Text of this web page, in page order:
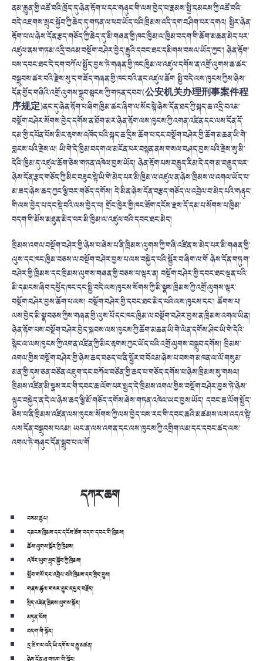
ནམ་རྒྱུན་གྱི་འཚོ་བའི་ཁྲོད་དུ་ཉེན་རྟོག་པ་དང་གཞུང་གི་ལས་བྱེད་པ་རྣམས་སྤྱི་དམངས་ཀྱི་འཚོ་བའི་
བདེ་འཇགས་སྲུང་སྐྱོབ་ཀྱི་ཆེད་དུ་གཏན་ལ་ཕབ་ཡོད་པའི་ཁྲིམས་འདི་དག་བཤིག་པར་དགའ། སྤྱིར་ཉེན་
རྟོག་པ་ལ་ཉེས་དོན་རྩད་གཅོད་ཀྱི་ཆེད་དུ་མི་གཞན་གྱི་ཁང་ཁྱིམ་ལ་ཁྱིམ་བདག་གི་ཆོག་མཆན་མེད་པར་
འཛུལ་ནས་གཏམ་འདྲི་བའམ་བསྔོག་བཤེར་བྱེད་རྒྱུའི་དབང་ཐང་དམིགས་བསལ་ཡོད་ཀྱང་། ཉེན་རྟོག་
པས་དབང་ཐང་དེ་དག་བཀོལ་སྤྱོད་བྱས་ཏེ་གཞན་གྱི་ཁང་ཁྱིམ་ལ་འཛུལ་དགོས་ན་འགྲོ་ལུགས་ཆ་ཚང་
བསྒྲུབས་ཚར་བའི་རྗེས་སུ་ད་གཟོད་གཞན་གྱི་ཁང་བའི་ནང་འཛུལ་ཆོག སྤྱི་བདེ་ལས་ཁུངས་ཀྱིས་ཉེས་
དོན་གྱོད་གཞིའི་འགྲོ་ལུགས་སྒྲུབ་སྟངས་ཀྱི་གཏན་དབབ་(公安机关办理刑事案件程
序规定)ནང་དུ་ཉེན་རྟོག་པ་ཞིག་ཁྱིམ་ཚང་ཞིག་ལ་སོང་སྟེ་ཉེས་དོན་ཐད་ཀྱི་སྐད་ཆ་འདྲི་བའམ་
བསྔོག་བཤེར་སོགས་བྱེད་དགོས་ན་ཐོག་མར་ཉེན་རྟོག་ལས་ཁུངས་ཀྱི་འགན་འཛིན་དང་ལས་དོན་དོ་
དམ་གྱི་དཔོན་པོས་མིང་རྟགས་འཁོད་པའི་སྐད་ཆ་དྲིས་ཆོག་པ་དང་བསྔོག་བཤེར་གྱི་ཆོག་མཆན་ཡི་གེ་
བླངས་པའི་རྗེས་ལ། ཡི་གེ་དེ་ཁྱིམ་བདག་ལ་མངོན་པར་བསྟན་ནས་གསལ་བཤད་བྱས་པའི་རྗེས་སུ་མི་
དེའི་་ཁྱིམ་དུ་འཛུལ་ཆོག་ཅེས་གཏན་འཁེལ་བྱས་ཡོད། ཉེན་རྟོག་པས་བརྒྱུད་རིམ་དེ་དག་མ་བརྒྱུད་པར་
ཉེས་དོན་རྩད་གཅོད་ཀྱི་མིང་བཟུང་སྟེ་ཡི་གེ་མེད་པར་མི་ཁྱིམ་ལ་འཛུལ་ན་ཉེས་ཁྲིམས་ལ་འགལ་ཡོད་པ་
མ་ཟད་ཉེས་ཆད་ཀྱང་ལྕི་བར་གཅོད་དགོས། དེ་མིན་ཉེས་དོན་བརྩད་གཅོད་ལ་འབྲེལ་བ་མེད་པའི་གཞུང་
གི་ལས་བྱེད་པ་དང་སྡེ་བའི་ལས་བྱེད་པ། གྲོང་ཁྱེར་གྱི་ཁང་ཐོག་དངོས་རྫས་དོ་དམ་པ་སོགས་པ་ཁྱིམ་
བདག་གི་མོས་མཐུན་མེད་པར་མི་ཁྱིམ་ལ་འཛུལ་བའི་དབང་ཐང་མེད།
ཁྲིམས་འགལ་བསྔོག་བཤེར་གྱི་ཉེས་པ་ཞེས་པ་ནི་ཁྲིམས་ལུགས་ཀྱི་གཞི་འཛིན་ས་མེད་པར་མི་གཞན་གྱི་
ལུས་དང་ཁང་ཁྱིམ་བཅས་ལ་བསྔོག་བཤེར་བྱས་པ་ལས་བསྐྱེད་པའི་སྦྱོར་བ་ཞིག་ལ་གོ ཉེས་དོན་གཏུག་
བཤེར་གྱི་ཁྲིམས་དང་ཁྲིམས་ལུགས་གཞན་གྱི་བཅས་པ་ལྟར་ན། བསྔོག་བཤེར་གྱི་དབང་ཐང་ལྡན་པའི་
མི་དམངས་ཞིབ་དཔྱོད་ཁང་དང་སྤྱི་བདེ་ལས་ཁུངས་སོགས་ཀྱི་མི་སྣས་ཁྲིམས་ཀྱི་འགྲོ་ལུགས་ལྟར་
བསྔོག་བཤེར་བྱས་ཆོག་པ་ལས། བསྔོག་བཤེར་གྱི་དབང་ཐང་མེད་པའི་ལས་ཁུངས་དང་། ཚོགས་པ།
ལས་བྱེད་མི་སྣ་བཅས་ཀྱིས་གཞན་གྱི་ལུས་པོ་དང་ཁང་ཁྱིམ་ལ་བསྔོག་བཤེར་བྱས་ན་ཁྲིམས་འགལ་ཡིན།
ཉེན་རྟོག་པས་བསྔོག་བཤེར་བྱེད་སྐབས་ལས་ཁུངས་ཀྱི་ཆོག་མཆན་ཡི་གེ་ལེན་དགོས་ཤིང་ཡི་གེ་དེའི་
སྟེང་ལ་ལས་ཁུངས་ཀྱི་འགན་འཛིན་ཀྱི་མིང་རྟགས་ཀྱང་ཡོད་པའི་འགྲོ་ལུགས་བསྒྲུབ་དགོས། ཁྲིམས་
འགལ་གྱིས་བསྔོག་བཤེར་གྱི་ཉེས་ཆད་བཅད་པ་ནི་སྦྱོར་བ་བོའམ་ཉེས་པ་བསག་མཁན་ལ་ལོ་གསུམ་
མན་གྱི་དུས་ཅན་བཙོན་འཇུག་དང་བཀོལ་བཙོན་གྱི་ཆད་པ་གཅོད་དགོས་པ་ཉེས་ཁྲིམས་སུ་གསལ།
ཁྲིམས་འཛིན་མི་སྣས་རང་གི་དབང་ཆ་ལོག་པར་སྤྱད་དེ་ཁྲིམས་འགལ་གྱིས་བསྔོག་བཤེར་བྱས་ཏེ་ཉེས་
ལྟུང་བསྐྱེད་ན་དེ་ལ་ཉེས་ཆད་ལྕི་མོ་གཅོད་དགོས་ཞེས་གཏན་འཁེལ་ཡང་བྱས་ཡོད། དབང་ཆ་ལོག་སྤྱོད་
ཅེས་པ་ནི་ཁྲིམས་འཛིན་ལས་ཁུངས་སོགས་ཀྱི་ལས་བྱེད་པས་རང་གི་དབང་ཆའི་མཚམས་ལས་འདའ་སྟེ་
ལས་དོན་བསྒྲུབས་པའམ། ཡང་ན་ལས་འགན་དང་ལས་ཁུངས་ཀྱི་འགྲིག་ལམ་དང་དབང་ཚད་ལས་
འགལ་ཏེ་གཞུང་དོན་སྒྲུབ་པ་ལ་གོ
དཀར་ཆག
བསམ་ཚུལ།
དམངས་ཁྲིམས་དང་དངོས་ཟོག་བདག་དབང་གི་ཁྲིམས།
ཆོས་ལུགས་སྐོར་གྱི་ཁྲིམས།
འཁོར་ཡུག་སྲུང་སྐྱོབ་ཀྱི་ཁྲིམས།
སློབ་གསོ་དང་འབྲེལ་བའི་ཁྲིམས་དང་སྲིད་བྱུས།
གནས་ཚུལ་གསར་བྱུང་དཔྱད་བརྗོད།
སྲིད་འཛིན་ཁྲིམས་ལུགས་སྐོར།
མདུན་ངོས།
བདག་གི་སྐོར།
དྲ་ཚིགས་འདི་ཡི་དགོས་པ་རྒྱུ་མཚན།